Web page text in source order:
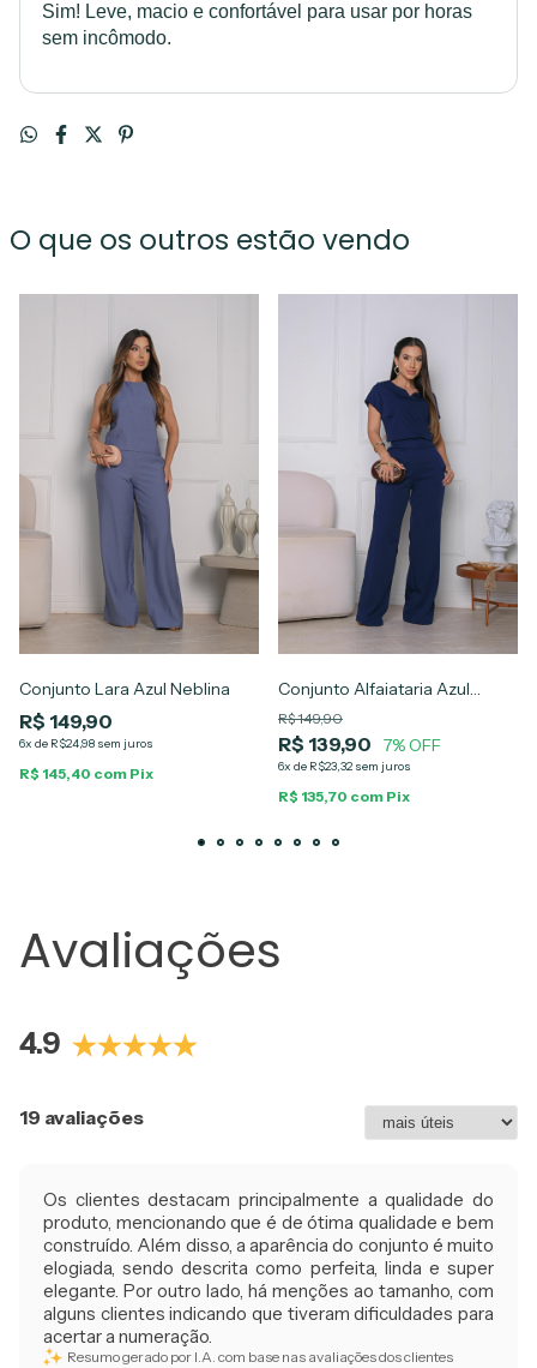
Sim! Leve, macio e confortável para usar por horas
sem incômodo.
O que os outros estão vendo
Conjunto Lara Azul Neblina
R$ 149,90
6x de R$24,98 sem juros
R$ 145,40 com Pix
Conjunto Alfaiataria Azul
Marinho Alana
R$ 149,90
R$ 139,90 7% OFF
6x de R$23,32 sem juros
R$ 135,70 com Pix
Avaliações
4.9
19 avaliações
Os clientes destacam principalmente a qualidade do
produto, mencionando que é de ótima qualidade e bem
construído. Além disso, a aparência do conjunto é muito
elogiada, sendo descrita como perfeita, linda e super
elegante. Por outro lado, há menções ao tamanho, com
alguns clientes indicando que tiveram dificuldades para
acertar a numeração.
Resumo gerado por I.A. com base nas avaliações dos clientes